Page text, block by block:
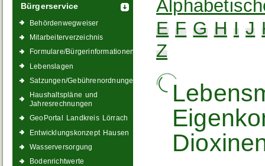
Bürgerservice
Behördenwegweiser
Mitarbeiterverzeichnis
Formulare/Bürgerinformationen
Lebenslagen
Satzungen/Gebührenordnungen
Haushaltspläne und
Jahresrechnungen
GeoPortal Landkreis Lörrach
Entwicklungskonzept Hausen
Wasserversorgung
Bodenrichtwerte
E F G H I J
Z